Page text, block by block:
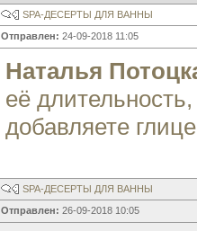
SPA-ДЕСЕРТЫ ДЛЯ ВАННЫ
Отправлен: 24-09-2018 11:05
Наталья
её
добавляете
SPA-ДЕСЕРТЫ ДЛЯ ВАННЫ
Отправлен: 26-09-2018 10:05